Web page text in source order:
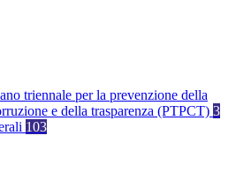
triennale per la prevenzione della
e della trasparenza (PTPCT) 3
103